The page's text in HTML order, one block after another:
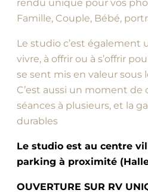
rendu unique pour vos
Famille, Couple, Bébé,
Le studio c’est également
vivre, à offrir ou à s’offrir
se sent mis en valeur sous
C’est aussi un moment
séances à plusieurs, et la
durables
Le studio est au centre
parking à proximité
OUVERTURE SUR RV